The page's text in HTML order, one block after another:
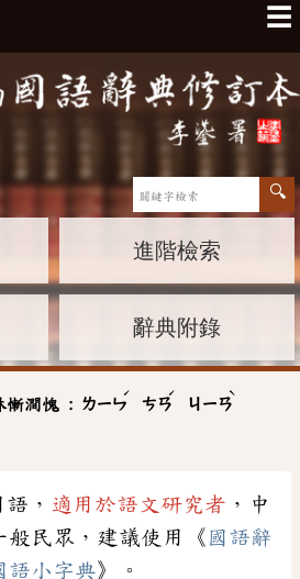
☰
進階檢索
辭典附錄
慚澗愧 : ㄌㄧㄣ
ˊ
ㄘㄢ
ˊ
ㄐㄧㄢ
ˋ
， 適用於語文研究者 ，中
般民眾，建議使用《 國語辭
語小字典》。